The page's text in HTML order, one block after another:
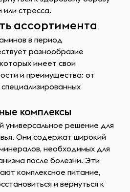
или стресса.
ассортимента
в период
разнообразие
имеет свои
и преимущества: от
комплексы
универсальное решение для
Они содержат широкий
необходимых для
после болезни. Эти
комплексное питание,
и вернуться к